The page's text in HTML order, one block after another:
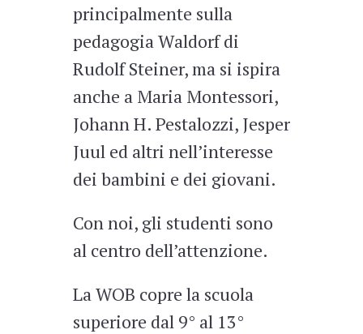
principalmente sulla
pedagogia Waldorf di
Rudolf Steiner, ma si ispira
anche a Maria Montessori,
Johann H. Pestalozzi, Jesper
Juul ed altri nell’interesse
dei bambini e dei giovani.
Con noi, gli studenti sono
al centro dell’attenzione.
La WOB copre la scuola
superiore dal 9° al 13°